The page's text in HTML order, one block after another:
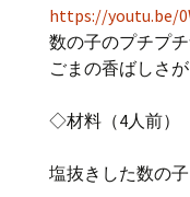
https://youtu.be/
数の子のプチプ
ごまの香ばしさ
◇材料（4人前）
塩抜きした